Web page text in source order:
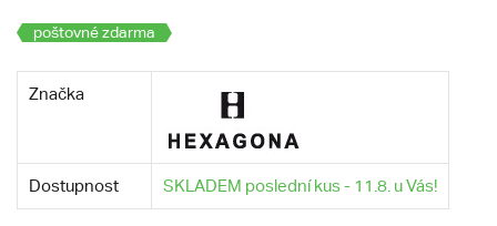
poštovné zdarma
Značka
Dostupnost SKLADEM poslední kus - 11.8. u Vás!